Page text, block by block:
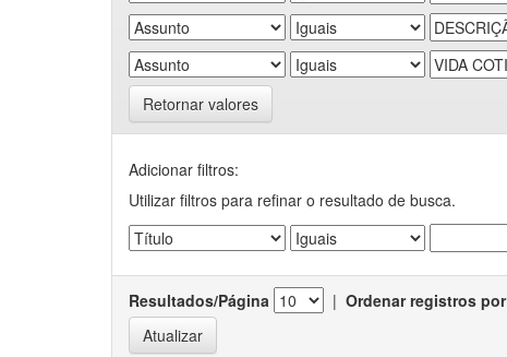
Retornar valores
Adicionar filtros:
Utilizar filtros para refinar o resultado de busca.
Resultados/Página | Ordenar registros por